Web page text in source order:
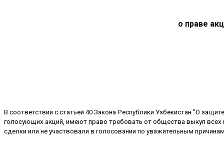
о праве
В соответствии с статьей 40 Закона Республики Узбекистан "О
голосующих акций, имеют право требовать от общества выкуп
сделки или не участвовали в голосовании по уважительным